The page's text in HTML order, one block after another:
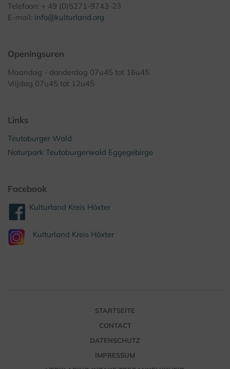
Telefoon: + 49 (0)5271-9743-23
E-mail: info@kulturland.org
Openingsuren
Maandag - donderdag 07u45 tot 16u45
Vrijdag 07u45 tot 12u45
Links
Teutoburger Wald
Naturpark Teutoburgerwald Eggegebirge
Facebook
Kulturland Kreis Höxter
Kulturland Kreis Höxter
STARTSEITE
CONTACT
DATENSCHUTZ
IMPRESSUM